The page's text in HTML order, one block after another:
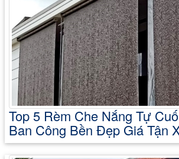
Top 5 Rèm Che Nắng Tự
Ban Công Bền Đẹp Giá Tận